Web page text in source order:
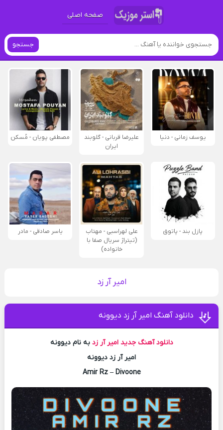
صفحه اصلی
جستجو
یوسف زمانی - دنیا
علیرضا قربانی - گلوبند
ایران
مصطفی پویان - مُسکن
پازل بند - پاتوق
علی لهراسبی - مهتاب
(تیتراژ سریال صفا با
خانواده)
یاسر صادقی - مادر
امیر آر زد
دانلود آهنگ امیر آر زد دیوونه
دانلود آهنگ جدید امیر آر زد به نام دیوونه
امیر آر زد دیوونه
Amir Rz – Divoone